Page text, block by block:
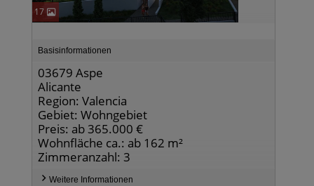
17
Basisinformationen
03679 Aspe
Alicante
Region: Valencia
Gebiet: Wohngebiet
Preis: ab 365.000 €
Wohnfläche ca.: ab 162 m²
Zimmeranzahl: 3
Weitere Informationen